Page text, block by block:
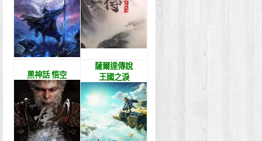
黑神話 悟空
薩爾達傳說
王國之淚